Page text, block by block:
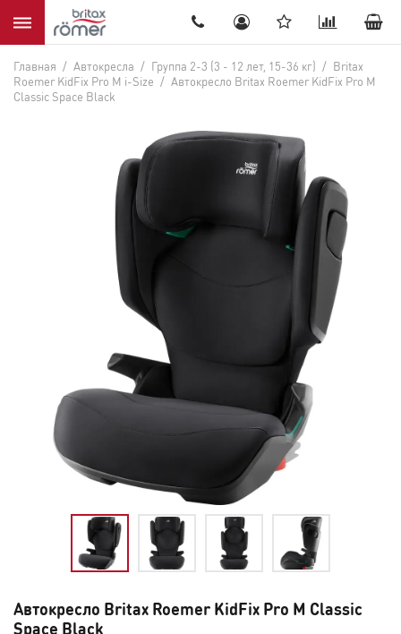
8(905) 536-52-22
Главная / Автокресла / Группа 2-3 (3 - 12 лет, 15-36 кг) / Britax
Roemer KidFix Pro M i-Size / Автокресло Britax Roemer KidFix Pro M
Classic Space Black
Автокресло Britax Roemer KidFix Pro M Classic
Space Black